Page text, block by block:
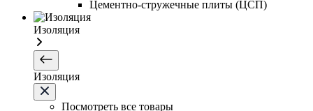
Цементно-стружечные плиты (ЦСП)
Изоляция
Изоляция
Посмотреть все товары